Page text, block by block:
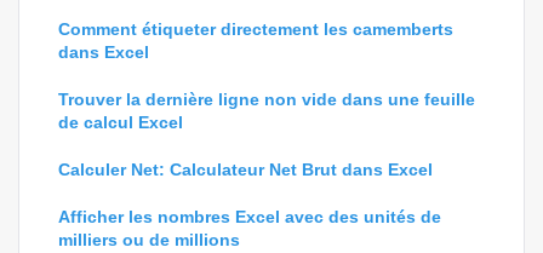
Comment étiqueter directement les camemberts
dans Excel
Trouver la dernière ligne non vide dans une feuille
de calcul Excel
Calculer Net: Calculateur Net Brut dans Excel
Afficher les nombres Excel avec des unités de
milliers ou de millions